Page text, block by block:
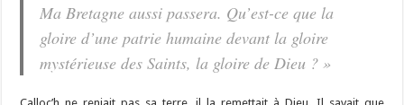
Ma Bretagne aussi passera. Qu’est-ce que la
gloire d’une patrie humaine devant la gloire
mystérieuse des Saints, la gloire de Dieu ? »